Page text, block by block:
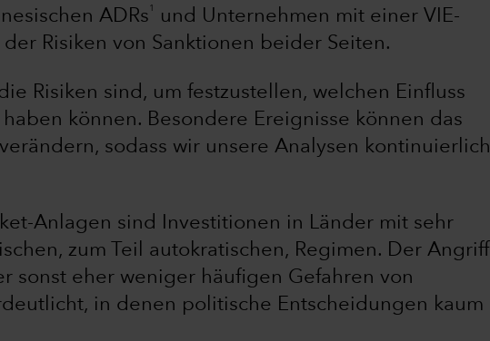
ADRs 1
und Unternehmen mit einer VIE-
Risiken von Sanktionen beider Seiten.
Risiken sind, um festzustellen, welchen Einfluss
können. Besondere Ereignisse können das
sodass wir unsere Analysen kontinuierlich
Anlagen sind Investitionen in Länder mit sehr
zum Teil autokratischen, Regimen. Der Angriff
sonst eher weniger häufigen Gefahren von
in denen politische Entscheidungen kaum